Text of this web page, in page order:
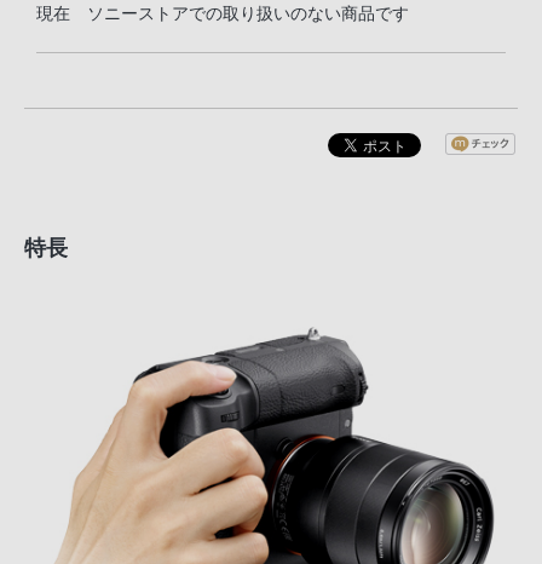
現在 ソニーストアでの取り扱いのない商品です
特長